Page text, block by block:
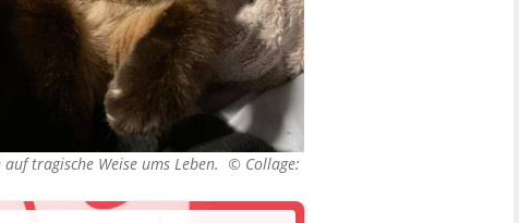
tragische Weise ums Leben. © Collage: